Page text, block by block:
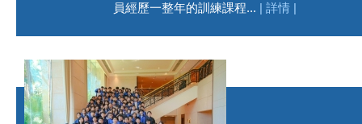
員經歷一整年的訓練課程... | 詳情 |